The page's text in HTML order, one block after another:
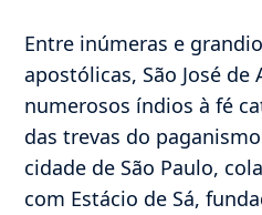
Entre inúmeras e
apostólicas, São José
numerosos índios à fé
das trevas do
cidade de São Paulo,
com Estácio de Sá,